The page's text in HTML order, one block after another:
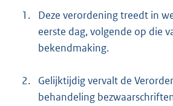
1.
Deze verordening treedt in
eerste dag, volgende op die
bekendmaking.
2.
Gelijktijdig vervalt de
behandeling